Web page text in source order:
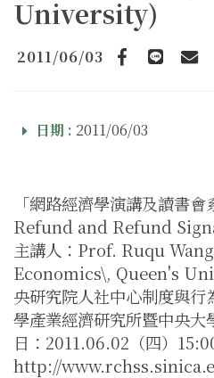
University)
2011/06/03
Facebook
line
日期 : 2011/06/03
「網路經濟學演講及讀書
Refund and Refund
主講人：Prof. Ruqu
Economics\, Queen's
央研究院人社中心制度與
學產業經濟研究所暨中央
日：2011.06.02（四）
http://